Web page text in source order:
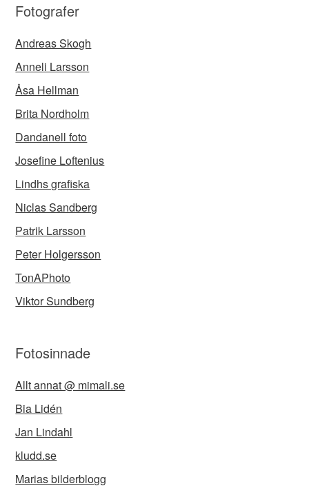
Fotografer
Andreas Skogh
Anneli Larsson
Åsa Hellman
Brita Nordholm
Dandanell foto
Josefine Loftenius
Lindhs grafiska
Niclas Sandberg
Patrik Larsson
Peter Holgersson
TonAPhoto
Viktor Sundberg
Fotosinnade
Allt annat @ mimali.se
Bia Lidén
Jan Lindahl
kludd.se
Marias bilderblogg